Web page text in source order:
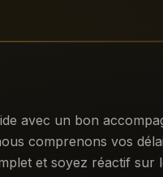
avec un bon
comprenons vos
et soyez réactif